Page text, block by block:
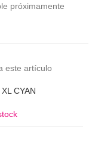
próximamente
este artículo
CYAN